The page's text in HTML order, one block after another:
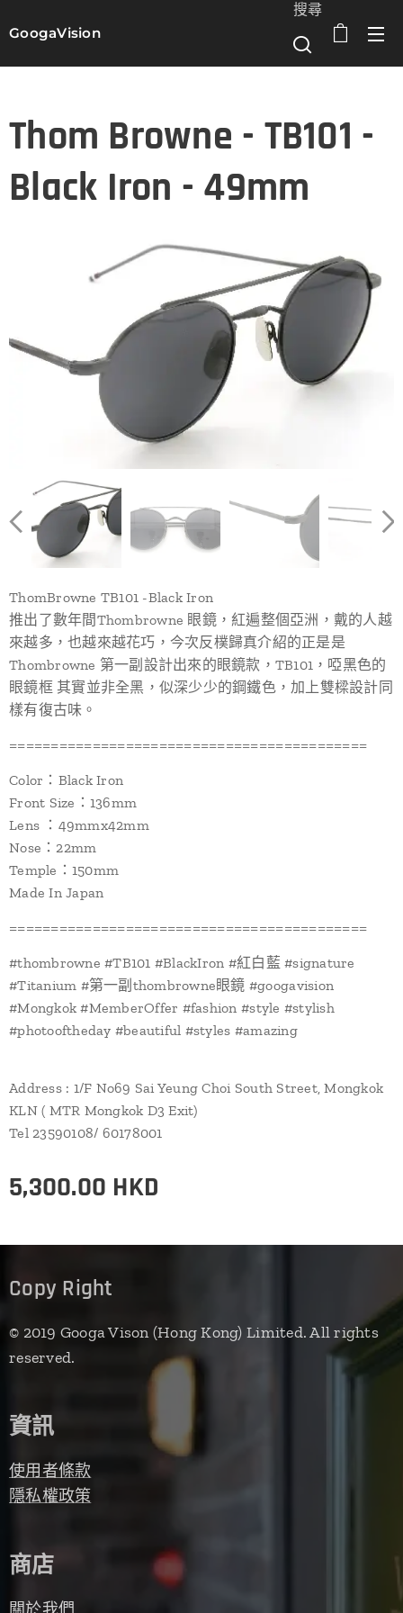
GoogaVision
搜尋
Thom Browne - TB101 -
Black Iron - 49mm
ThomBrowne TB101 -Black Iron
推出了數年間Thombrowne 眼鏡，紅遍整個亞洲，戴的人越
來越多，也越來越花巧，今次反樸歸真介紹的正是是
Thombrowne 第一副設計出來的眼鏡款，TB101，啞黑色的
眼鏡框 其實並非全黑，似深少少的鋼鐵色，加上雙樑設計同
樣有復古味。
===========================================
Color：Black Iron
Front Size：136mm
Lens ：49mmx42mm
Nose：22mm
Temple：150mm
Made In Japan
===========================================
#thombrowne #TB101 #BlackIron #紅白藍 #signature
#Titanium #第一副thombrowne眼鏡 #googavision
#Mongkok #MemberOffer #fashion #style #stylish
#photooftheday #beautiful #styles #amazing
Address : 1/F No69 Sai Yeung Choi South Street, Mongkok
KLN ( MTR Mongkok D3 Exit)
Tel 23590108/ 60178001
5,300.00 HKD
Copy Right
© 2019 Googa Vison (Hong Kong) Limited. All rights
reserved.
資訊
使用者條款
隱私權政策
商店